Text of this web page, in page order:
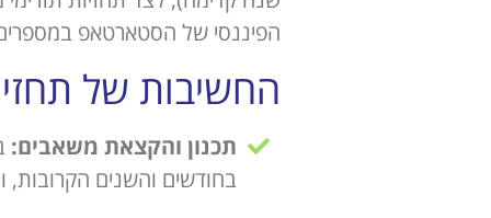
הפיננסי של הסטארטאפ
החשיבות של
תכנון והקצאת משאבים:
בחודשים והשנים הקרובות,